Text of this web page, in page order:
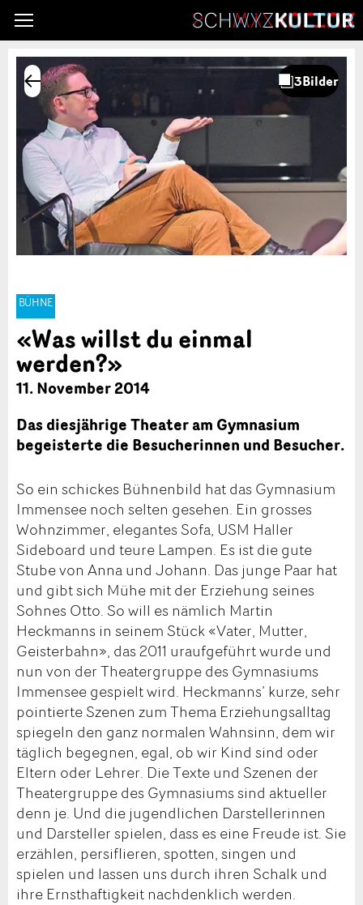
BÜHNE
«Was willst du einmal
werden?»
11. November 2014
Das diesjährige Theater am Gymnasium
begeisterte die Besucherinnen und Besucher.
So ein schickes Bühnenbild hat das Gymnasium
Immensee noch selten gesehen. Ein grosses
Wohnzimmer, elegantes Sofa, USM Haller
Sideboard und teure Lampen. Es ist die gute
Stube von Anna und Johann. Das junge Paar hat
und gibt sich Mühe mit der Erziehung seines
Sohnes Otto. So will es nämlich Martin
Heckmanns in seinem Stück «Vater, Mutter,
Geisterbahn», das 2011 uraufgeführt wurde und
nun von der Theatergruppe des Gymnasiums
Immensee gespielt wird. Heckmanns’ kurze, sehr
pointierte Szenen zum Thema Erziehungsalltag
spiegeln den ganz normalen Wahnsinn, dem wir
täglich begegnen, egal, ob wir Kind sind oder
Eltern oder Lehrer. Die Texte und Szenen der
Theatergruppe des Gymnasiums sind aktueller
denn je. Und die jugendlichen Darstellerinnen
und Darsteller spielen, dass es eine Freude ist. Sie
erzählen, persiflieren, spotten, singen und
spielen und lassen uns durch ihren Schalk und
ihre Ernsthaftigkeit nachdenklich werden.